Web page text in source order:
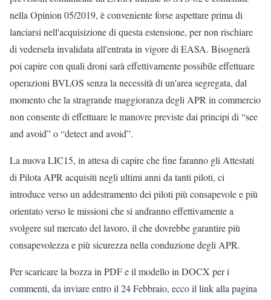
nella Opinion 05/2019, è conveniente forse aspettare prima di
lanciarsi nell'acquisizione di questa estensione, per non rischiare
di vedersela invalidata all'entrata in vigore di EASA. Bisognerà
poi capire con quali droni sarà effettivamente possibile effettuare
operazioni BVLOS senza la necessità di un'area segregata, dal
momento che la stragrande maggioranza degli APR in commercio
non consente di effettuare le manovre previste dai principi di “see
and avoid” o “detect and avoid”.
La nuova LIC15, in attesa di capire che fine faranno gli Attestati
di Pilota APR acquisiti negli ultimi anni da tanti piloti, ci
introduce verso un addestramento dei piloti più consapevole e più
orientato verso le missioni che si andranno effettivamente a
svolgere sul mercato del lavoro, il che dovrebbe garantire più
consapevolezza e più sicurezza nella conduzione degli APR.
Per scaricare la bozza in PDF e il modello in DOCX per i
commenti, da inviare entro il 24 Febbraio, ecco il link alla pagina